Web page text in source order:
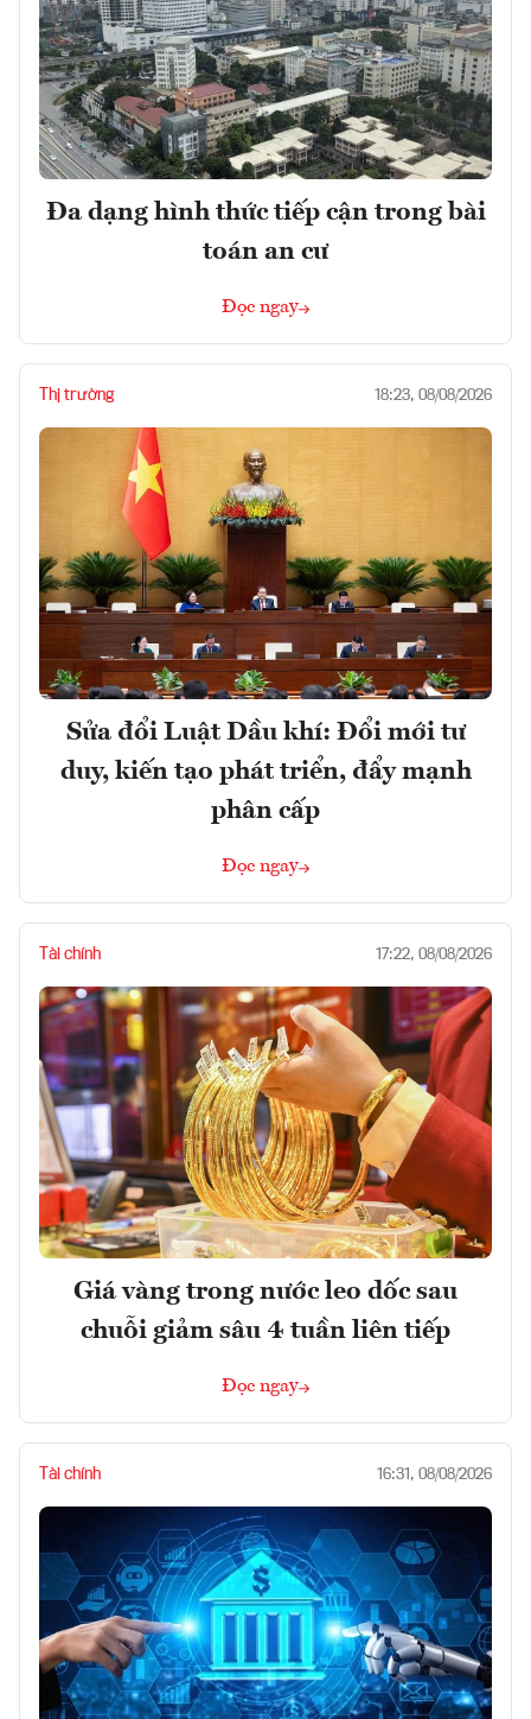
Đa dạng hình thức tiếp cận trong bài
toán an cư
Đọc ngay
Thị trường 18:23, 08/08/2026
Sửa đổi Luật Dầu khí: Đổi mới tư
duy, kiến tạo phát triển, đẩy mạnh
phân cấp
Đọc ngay
Tài chính 17:22, 08/08/2026
Giá vàng trong nước leo dốc sau
chuỗi giảm sâu 4 tuần liên tiếp
Đọc ngay
Tài chính 16:31, 08/08/2026